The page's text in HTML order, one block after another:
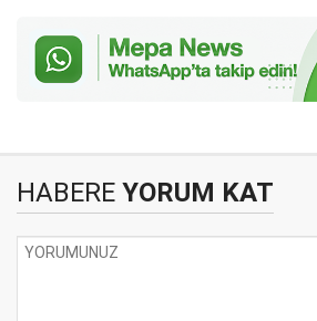
HABERE YORUM KAT